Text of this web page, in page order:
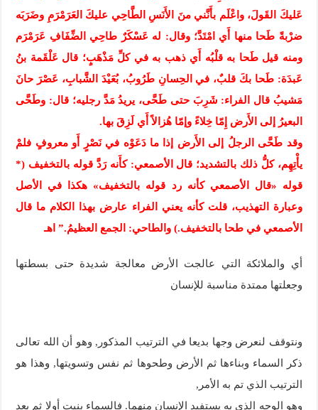
عَليكَ القَولَ، واعْلَم بأَنَّني منَ الأَنَسِ الطَّاحِي عليكَ العَرَمْرَمِ وضَرَبَه
ضرْبةً طَحا منها أَي امْتَدَّ؛ وقال: له عَسْكَرٌ طاحِي الضِّفَافِ عَرَمْرَم
ومنه قيل طَحا به قلْبُه أَي ذهب به في كلِّ مَذْهَبٍ؛ قال عَلْقَمة بنُ
عَبدَة: طَحا بكَ قلبٌ، في الحِسانِ طَرُوبُ، بُعَيْدَ الشَّبابِ، عَصْرَ حانَ
مَشيبُ قال الفراء: شَرِبَ حتى طَحَّى، يريدُ مَدَّ رجليه؛ قال: وطَحَّى
البعيرُ إلى الأَرض إِمّا خِلاءً وإمّا هُزالاً أَي لَزِقَ بها.
وقد طَحَّى الرجلُ إلى الأَرض إذا ما دَعَوْه في نَصْرٍ أَو معروفٍ فلمْ
يأْتِهِم، كلُّ ذلك بالتشديد؛ قال الأصمعي: كأَنه رَدَّ قوله بالتخفيف (*
قوله «قال الأصمعي كأنه رد قوله بالتخفيف» هكذا في الأصل
وعبارة التهذيب، قلت كأنه يعني الفراء عارض بهذا الكلام ما قال
الأصمعي في طحا بالتخفيف.) والطاحي: الجمع العظيمُ.” اهـ
أي والملائكة التي عالجت الأرض معالجة شديدة حتى بسطتها
وجعلتها ممتدة مناسبة للإنسان
ونتوقف لنعرض وجها بديعا في الترتيب المذكور, وهو أن الله تعالى
ذكر السماء وبناءها ثم الأرض وطحوها ثم نفس وتسويتها, وهذا هو
الترتيب الذي تم به الأمر,
وهو الوجه الذي به يستفيد الإنسان منهما. فالسماء بنيت أولا ثم بعد